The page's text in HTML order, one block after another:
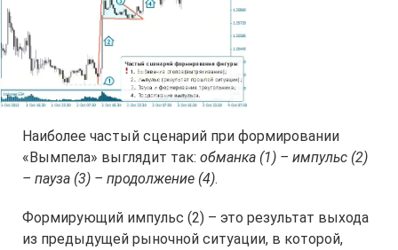
Наиболее частый сценарий при формировании
«Вымпела» выглядит так: обманка (1) – импульс (2)
– пауза (3) – продолжение (4).
Формирующий импульс (2) – это результат выхода
из предыдущей рыночной ситуации, в которой,